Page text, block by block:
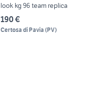
look kg 96 team replica
190 €
Certosa di Pavia (PV)